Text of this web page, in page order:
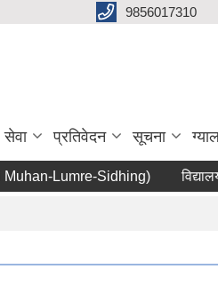
9856017310
सेवा प्रतिवेदन सूचना
Lumre-Sidhing) विद्यालय